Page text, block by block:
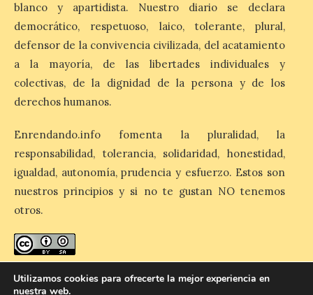
Los días 7, 8 y 9 de agosto
de 2026, Camarzana de
Tera volverá a convertirse
en punto de encuentro,
con la Villa Romana de
Orpheus. Vivimos un momento en el que la
música en directo mueve grandes
fenómenos de […]
El Ayuntamiento de
Cabrillanes analizará,
conforme a la legalidad, la
solicitud para la
celebración del Iberia
6 Ago 2026
Durante la mañana de ayer
blanco y apartidista. Nuestro diario se declara
democrático, respetuoso, laico, tolerante, plural,
defensor de la convivencia civilizada, del acatamiento
a la mayoría, de las libertades individuales y
colectivas, de la dignidad de la persona y de los
derechos humanos.
Enrendando.info fomenta la pluralidad, la
responsabilidad, tolerancia, solidaridad, honestidad,
igualdad, autonomía, prudencia y esfuerzo. Estos son
nuestros principios y si no te gustan NO tenemos
otros.
Reconocimiento-CompartirIgual 4.0 Internacional
Utilizamos cookies para ofrecerte la mejor experiencia en
nuestra web.